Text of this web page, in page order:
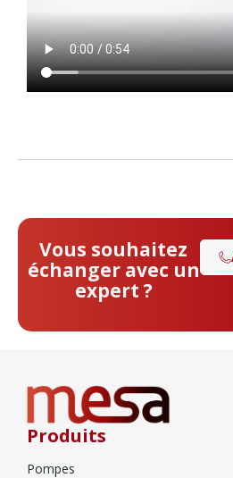
Vous souhaitez
échanger avec un
expert ?
Produits
Pompes